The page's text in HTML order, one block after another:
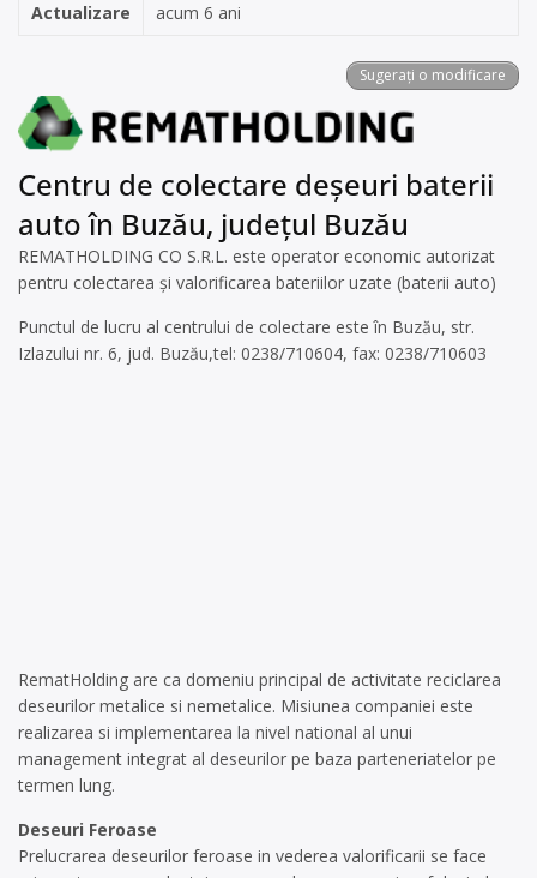
Actualizare
acum 6 ani
Sugerați o modificare
Centru de colectare deșeuri baterii
auto în Buzău, județul Buzău
REMATHOLDING CO S.R.L. este operator economic autorizat
pentru colectarea și valorificarea bateriilor uzate (baterii auto)
Punctul de lucru al centrului de colectare este în Buzău, str.
Izlazului nr. 6, jud. Buzău,tel: 0238/710604, fax: 0238/710603
RematHolding are ca domeniu principal de activitate reciclarea
deseurilor metalice si nemetalice. Misiunea companiei este
realizarea si implementarea la nivel national al unui
management integrat al deseurilor pe baza parteneriatelor pe
termen lung.
Deseuri Feroase
Prelucrarea deseurilor feroase in vederea valorificarii se face